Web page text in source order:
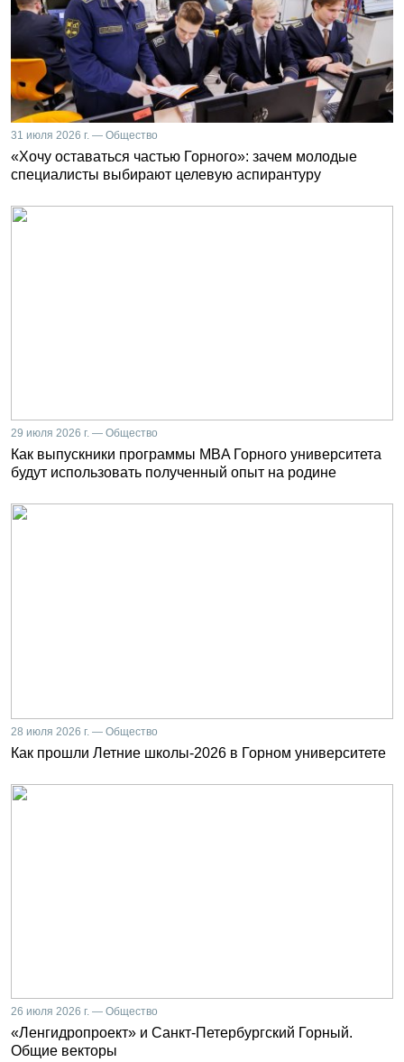
31 июля 2026 г. — Общество
«Хочу оставаться частью Горного»: зачем молодые
специалисты выбирают целевую аспирантуру
29 июля 2026 г. — Общество
Как выпускники программы MBA Горного университета
будут использовать полученный опыт на родине
28 июля 2026 г. — Общество
Как прошли Летние школы-2026 в Горном университете
26 июля 2026 г. — Общество
«Ленгидропроект» и Санкт-Петербургский Горный.
Общие векторы